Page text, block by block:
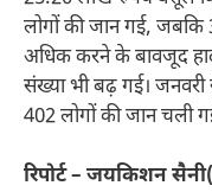
लोगों की जान गई, जबकि
अधिक करने के बावजूद
संख्या भी बढ़ गई।
402 लोगों की जान चली
रिपोर्ट – जयकिशन